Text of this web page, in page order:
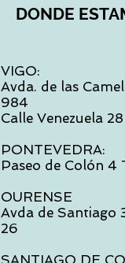
DONDE
VIGO:
Avda. de las
984
Calle Venezuela
PONTEVEDRA:
Paseo de Colón
OURENSE
Avda de Santiago
26
SANTIAGO DE